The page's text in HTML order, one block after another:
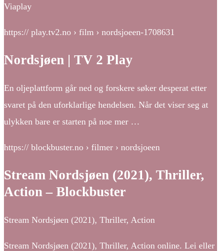
Viaplay
https:// play.tv2.no › film › nordsjoeen-1708631
Nordsjøen | TV 2 Play
En oljeplattform går ned og forskere søker desperat etter
svaret på den uforklarlige hendelsen. Når det viser seg at
ulykken bare er starten på noe mer …
https:// blockbuster.no › filmer › nordsjoeen
Stream Nordsjøen (2021), Thriller,
Action – Blockbuster
Stream Nordsjøen (2021), Thriller, Action
Stream Nordsjøen (2021), Thriller, Action online. Lei eller